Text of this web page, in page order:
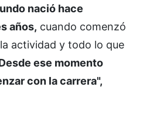
nació hace
años, cuando comenzó
actividad y todo lo que
ese momento
con la carrera",